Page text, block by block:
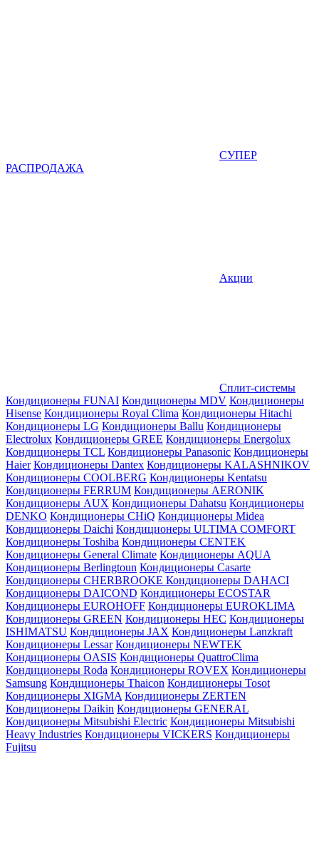
СУПЕР
РАСПРОДАЖА
Акции
Сплит-системы
Кондиционеры FUNAI Кондиционеры MDV Кондиционеры
Hisense Кондиционеры Royal Clima Кондиционеры Hitachi
Кондиционеры LG Кондиционеры Ballu Кондиционеры
Electrolux Кондиционеры GREE Кондиционеры Energolux
Кондиционеры TCL Кондиционеры Panasonic Кондиционеры
Haier Кондиционеры Dantex Кондиционеры KALASHNIKOV
Кондиционеры СOOLBERG Кондиционеры Kentatsu
Кондиционеры FERRUM Кондиционеры AERONIK
Кондиционеры AUX Кондиционеры Dahatsu Кондиционеры
DENKO Кондиционеры CHiQ Кондиционеры Midea
Кондиционеры Daichi Кондиционеры ULTIMA COMFORT
Кондиционеры Toshiba Кондиционеры CENTEK
Кондиционеры General Climate Кондиционеры AQUA
Кондиционеры Berlingtoun Кондиционеры Casarte
Кондиционеры CHERBROOKE Кондиционеры DAHACI
Кондиционеры DAICOND Кондиционеры ECOSTAR
Кондиционеры EUROHOFF Кондиционеры EUROKLIMA
Кондиционеры GREEN Кондиционеры HEC Кондиционеры
ISHIMATSU Кондиционеры JAX Кондиционеры Lanzkraft
Кондиционеры Lessar Кондиционеры NEWTEK
Кондиционеры OASIS Кондиционеры QuattroClima
Кондиционеры Roda Кондиционеры ROVEX Кондиционеры
Samsung Кондиционеры Thaicon Кондиционеры Tosot
Кондиционеры XIGMA Кондиционеры ZERTEN
Кондиционеры Daikin Кондиционеры GENERAL
Кондиционеры Mitsubishi Electric Кондиционеры Mitsubishi
Heavy Industries Кондиционеры VICKERS Кондиционеры
Fujitsu